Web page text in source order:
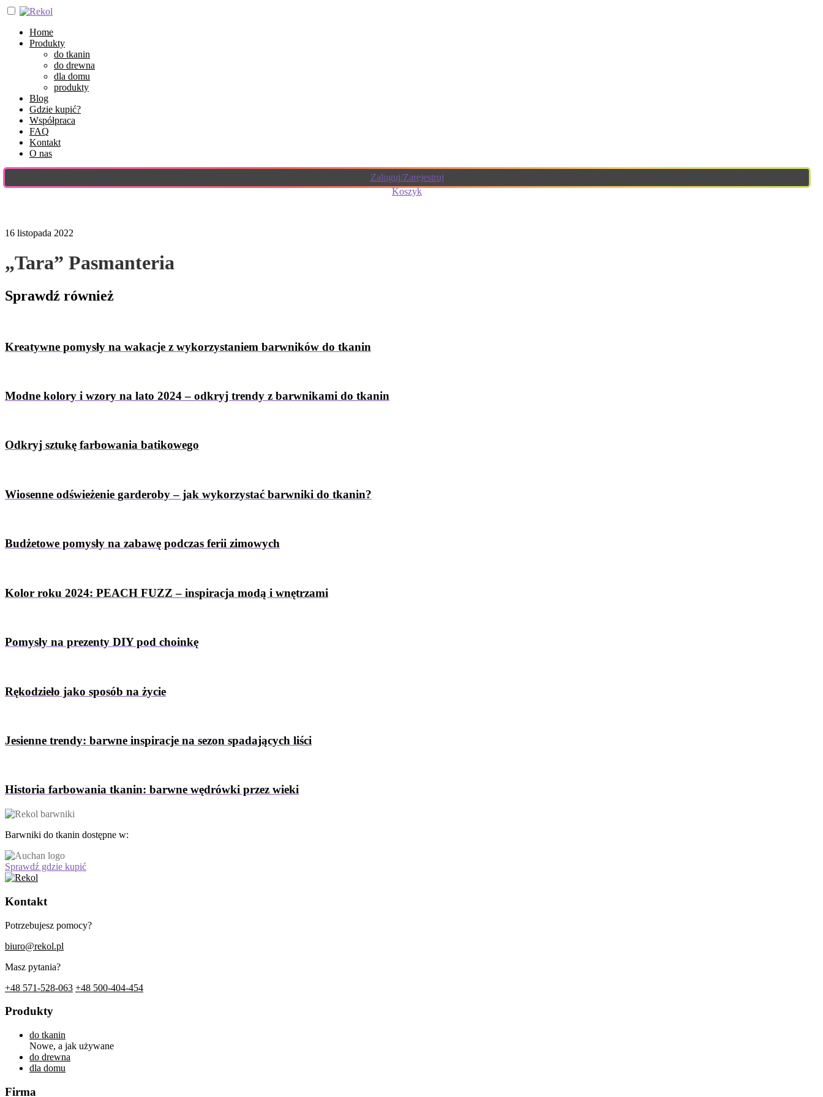
Home
Produkty
do tkanin
do drewna
dla domu
produkty
Blog
Gdzie kupić?
Współpraca
FAQ
Kontakt
O nas
Zaloguj/Zarejestruj
Koszyk
16 listopada 2022
„Tara” Pasmanteria
Sprawdź również
Kreatywne pomysły na wakacje z wykorzystaniem barwników do tkanin
Modne kolory i wzory na lato 2024 – odkryj trendy z barwnikami do tkanin
Odkryj sztukę farbowania batikowego
Wiosenne odświeżenie garderoby – jak wykorzystać barwniki do tkanin?
Budżetowe pomysły na zabawę podczas ferii zimowych
Kolor roku 2024: PEACH FUZZ – inspiracja modą i wnętrzami
Pomysły na prezenty DIY pod choinkę
Rękodzieło jako sposób na życie
Jesienne trendy: barwne inspiracje na sezon spadających liści
Historia farbowania tkanin: barwne wędrówki przez wieki
Barwniki do tkanin dostępne w:
Sprawdź gdzie kupić
Kontakt
Potrzebujesz pomocy?
biuro@rekol.pl
Masz pytania?
+48 571-528-063 +48 500-404-454
Produkty
do tkanin
Nowe, a jak używane
do drewna
dla domu
Firma